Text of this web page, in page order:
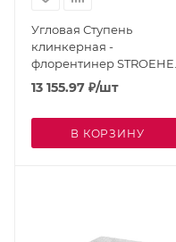
Угловая Ступень
клинкерная -
флорентинер STROEHER
Keraplatte Aera Faveo
13 155.97 ₽/шт
В КОРЗИНУ